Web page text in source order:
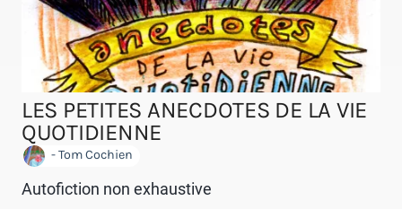
LES PETITES ANECDOTES DE LA VIE
QUOTIDIENNE
- Tom Cochien
Autofiction non exhaustive